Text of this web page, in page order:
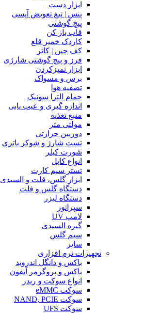
ابزار دست
پنس | تیغ تعویض آیسی
پیچ گوشتی
قاب باز کن
کاردک خمیر قلع
کف چین | کاتر
فرز و پیچ گوشتی شارژی
ابزار تمیزکردن
برس و مسواک
تصفیه هوا
حمام الترا سونیک
اندازه گیری و عیب یابی
منبع تغذیه
مولتی متر
دوربین حرارتی
تست شارژ و شوکر باتری
شورت کیلر
انواع کابل
تستر سیم کارت
ابزار گلس، فلت و السیدی
دستگاه گلس و فلت
دستگاه لیزر
سپراتور
لامپ UV
گیره السیدی
سیم گلس
سایر
تجهیزات نرم افزاری
باکس و دانگل اندروید
باکس و پروگرمر آیفون
انواع سوکت و ریدر
سوکت eMMC
سوکت NAND, PCIE
سوکت UFS